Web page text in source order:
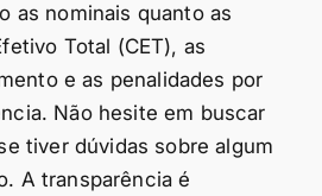
as nominais quanto as
Total (CET), as
e as penalidades por
Não hesite em buscar
tiver dúvidas sobre algum
A transparência é